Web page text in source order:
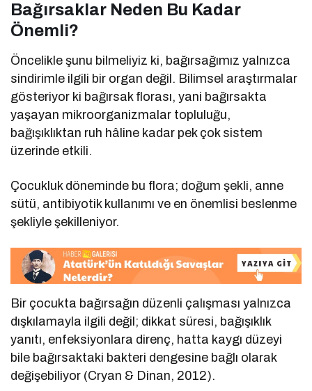
Bağırsaklar Neden Bu Kadar
Önemli?
Öncelikle şunu bilmeliyiz ki, bağırsağımız yalnızca
sindirimle ilgili bir organ değil. Bilimsel araştırmalar
gösteriyor ki bağırsak florası, yani bağırsakta
yaşayan mikroorganizmalar topluluğu,
bağışıklıktan ruh hâline kadar pek çok sistem
üzerinde etkili.
Çocukluk döneminde bu flora; doğum şekli, anne
sütü, antibiyotik kullanımı ve en önemlisi beslenme
şekliyle şekilleniyor.
Bir çocukta bağırsağın düzenli çalışması yalnızca
dışkılamayla ilgili değil; dikkat süresi, bağışıklık
yanıtı, enfeksiyonlara direnç, hatta kaygı düzeyi
bile bağırsaktaki bakteri dengesine bağlı olarak
değişebiliyor (Cryan & Dinan, 2012).